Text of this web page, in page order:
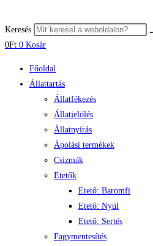
Keresés
0Ft 0 Kosár
Főoldal
Állattartás
Állatfékezés
Állatjelölés
Állatnyírás
Ápolási termékek
Csizmák
Etetők
Etető: Baromfi
Etető: Nyúl
Etető: Sertés
Fagymentesítés